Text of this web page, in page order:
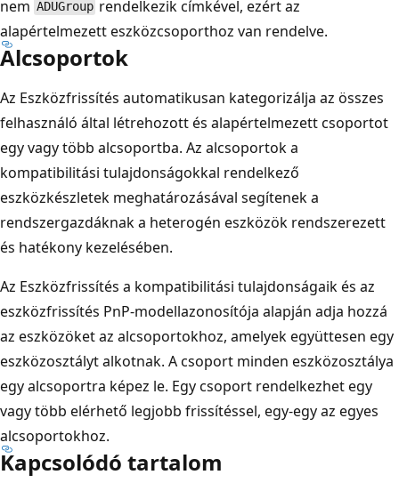
nem ADUGroup rendelkezik címkével, ezért az
alapértelmezett eszközcsoporthoz van rendelve.
Alcsoportok
Az Eszközfrissítés automatikusan kategorizálja az összes
felhasználó által létrehozott és alapértelmezett csoportot
egy vagy több alcsoportba. Az alcsoportok a
kompatibilitási tulajdonságokkal rendelkező
eszközkészletek meghatározásával segítenek a
rendszergazdáknak a heterogén eszközök rendszerezett
és hatékony kezelésében.
Az Eszközfrissítés a kompatibilitási tulajdonságaik és az
eszközfrissítés PnP-modellazonosítója alapján adja hozzá
az eszközöket az alcsoportokhoz, amelyek együttesen egy
eszközosztályt alkotnak. A csoport minden eszközosztálya
egy alcsoportra képez le. Egy csoport rendelkezhet egy
vagy több elérhető legjobb frissítéssel, egy-egy az egyes
alcsoportokhoz.
Kapcsolódó tartalom